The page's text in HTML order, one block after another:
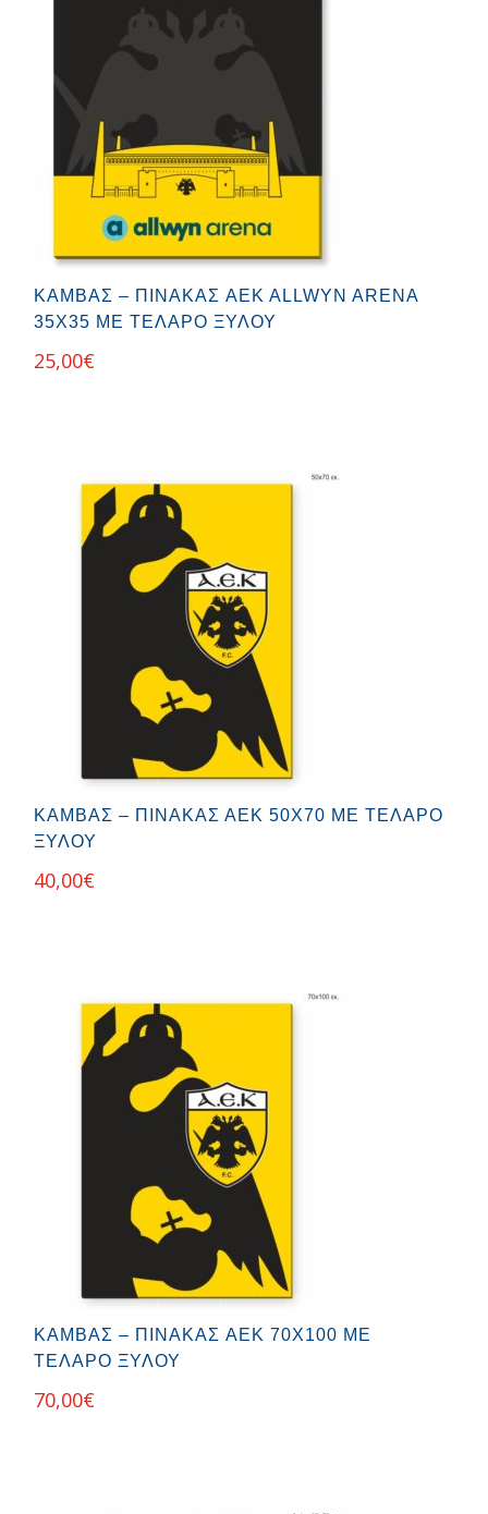
ΚΑΜΒΆΣ – ΠΊΝΑΚΑΣ AEK ALLWYN ARENA
35X35 ΜΕ ΤΕΛΆΡΟ ΞΎΛΟΥ
25,00€
ΚΑΜΒΆΣ – ΠΊΝΑΚΑΣ ΑΕΚ 50Χ70 ΜΕ ΤΕΛΆΡΟ
ΞΎΛΟΥ
40,00€
ΚΑΜΒΆΣ – ΠΊΝΑΚΑΣ AEK 70Χ100 ΜΕ
ΤΕΛΆΡΟ ΞΎΛΟΥ
70,00€